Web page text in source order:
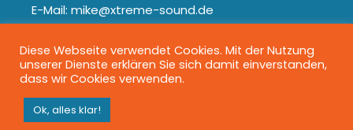
E-Mail: mike@xtreme-sound.de
Diese Webseite verwendet Cookies. Mit der Nutzung
unserer Dienste erklären Sie sich damit einverstanden,
dass wir Cookies verwenden.
Ok, alles klar!